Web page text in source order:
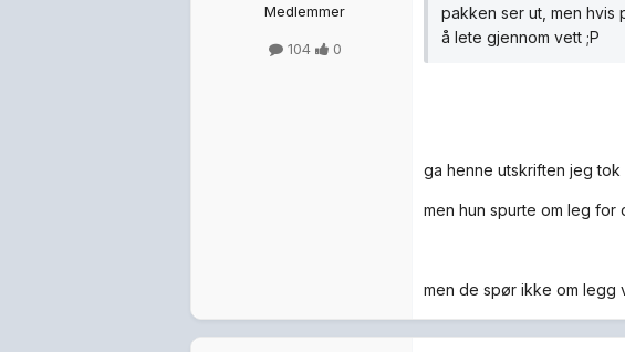
Medlemmer
104 0
pakken ser ut, men hvis
å lete gjennom vett ;P
ga henne utskriften jeg
men hun spurte om leg for
men de spør ikke om legg